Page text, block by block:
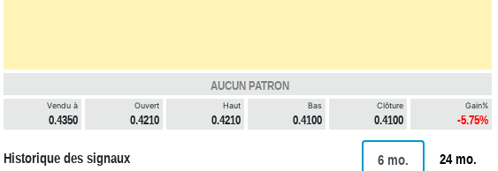
AUCUN PATRON
Vendu à
0.4350
Ouvert
0.4210
Haut
0.4210
Bas
0.4100
Clôture
0.4100
Gain%
-5.75%
Historique des signaux 6 mo. 24 mo.